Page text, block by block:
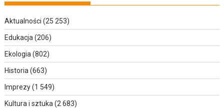
Aktualności (25 253)
Edukacja (206)
Ekologia (802)
Historia (663)
Imprezy(1 549)
Kultura i sztuka (2 683)